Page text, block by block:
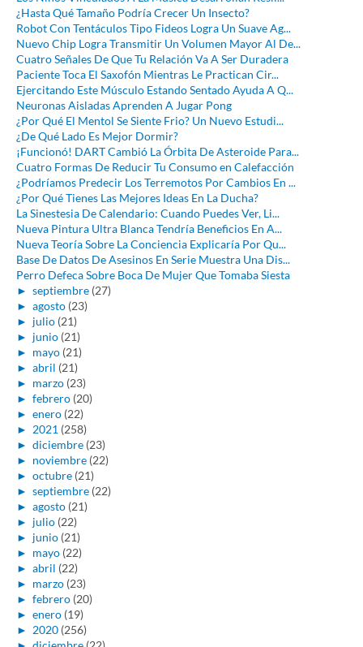
¿Hasta Qué Tamaño Podría Crecer Un Insecto?
Robot Con Tentáculos Tipo Fideos Logra Un Suave Ag...
Nuevo Chip Logra Transmitir Un Volumen Mayor Al De...
Cuatro Señales De Que Tu Relación Va A Ser Duradera
Paciente Toca El Saxofón Mientras Le Practican Cir...
Ejercitando Este Músculo Estando Sentado Ayuda A Q...
Neuronas Aisladas Aprenden A Jugar Pong
¿Por Qué El Mentol Se Siente Frio? Un Nuevo Estudi...
¿De Qué Lado Es Mejor Dormir?
¡Funcionó! DART Cambió La Órbita De Asteroide Para...
Cuatro Formas De Reducir Tu Consumo en Calefacción
¿Podríamos Predecir Los Terremotos Por Cambios En ...
¿Por Qué Tienes Las Mejores Ideas En La Ducha?
La Sinestesia De Calendario: Cuando Puedes Ver, Li...
Nueva Pintura Ultra Blanca Tendría Beneficios En A...
Nueva Teoría Sobre La Conciencia Explicaría Por Qu...
Base De Datos De Asesinos En Serie Muestra Una Dis...
Perro Defeca Sobre Boca De Mujer Que Tomaba Siesta
► septiembre (27)
► agosto (23)
► julio (21)
► junio (21)
► mayo (21)
► abril (21)
► marzo (23)
► febrero (20)
► enero (22)
► 2021 (258)
► diciembre (23)
► noviembre (22)
► octubre (21)
► septiembre (22)
► agosto (21)
► julio (22)
► junio (21)
► mayo (22)
► abril (22)
► marzo (23)
► febrero (20)
► enero (19)
► 2020 (256)